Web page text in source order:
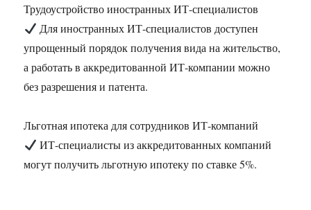
Трудоустройство иностранных ИТ-специалистов
Для иностранных ИТ-специалистов доступен
упрощенный порядок получения вида на жительство,
а работать в аккредитованной ИТ-компании можно
без разрешения и патента.
Льготная ипотека для сотрудников ИТ-компаний
ИТ-специалисты из аккредитованных компаний
могут получить льготную ипотеку по ставке 5%.